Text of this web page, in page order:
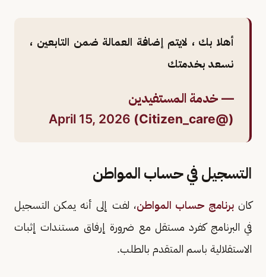
أهلا بك ، لايتم إضافة العمالة ضمن التابعين ،
نسعد بخدمتك
— خدمة المستفيدين
(@Citizen_care)
April 15, 2026
التسجيل في حساب المواطن
كانبرنامج حساب المواطن، لفت إلى أنه يمكن التسجيل
في البرنامج كفرد مستقل مع ضرورة إرفاق مستندات إثبات
الاستقلالية باسم المتقدم بالطلب.